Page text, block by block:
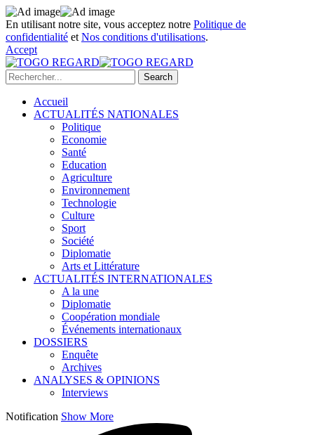
En utilisant notre site, vous acceptez notre Politique de
confidentialité et Nos conditions d'utilisations.
Accept
Accueil
ACTUALITÉS NATIONALES
Politique
Economie
Santé
Education
Agriculture
Environnement
Technologie
Culture
Sport
Société
Diplomatie
Arts et Littérature
ACTUALITÉS INTERNATIONALES
A la une
Diplomatie
Coopération mondiale
Événements internationaux
DOSSIERS
Enquête
Archives
ANALYSES & OPINIONS
Interviews
Notification Show More